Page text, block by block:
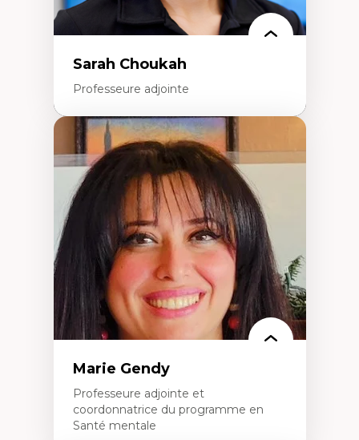
Sarah Choukah
Professeure adjointe
Expertises
Démocratisation des nouvelles
technologies et biotechnologies
Données ouvertes
Bioart, programmation et électronique
Histoire sociale et culturelle des
technologies numériques
Résistances et droits numériques
Internet des objets
Métavers
Problématiques relatives à l’intelligence
artificielle, l’apprentissage machine et les
hautes technologies
Féminismes et nouvelles technologies
Marie Gendy
Professeure adjointe et
coordonnatrice du programme en
Santé mentale